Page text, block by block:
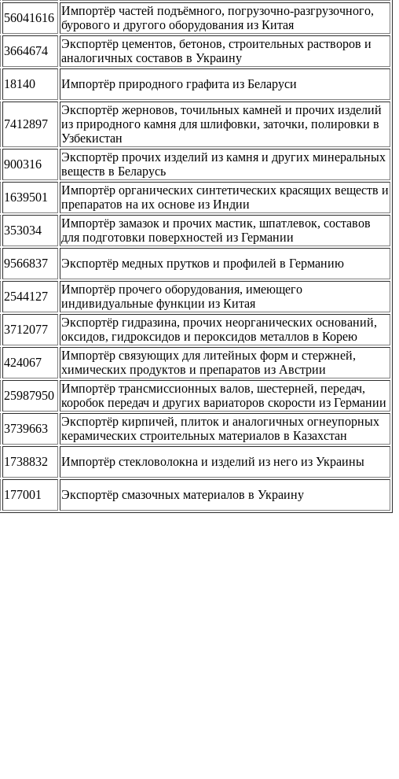
56041616
Импортёр частей подъёмного, погрузочно-разгрузочного,
бурового и другого оборудования из Китая
3664674
Экспортёр цементов, бетонов, строительных растворов и
аналогичных составов в Украину
18140
Импортёр природного графита из Беларуси
7412897
Экспортёр жерновов, точильных камней и прочих изделий
из природного камня для шлифовки, заточки, полировки в
Узбекистан
900316
Экспортёр прочих изделий из камня и других минеральных
веществ в Беларусь
1639501
Импортёр органических синтетических красящих веществ и
препаратов на их основе из Индии
353034
Импортёр замазок и прочих мастик, шпатлевок, составов
для подготовки поверхностей из Германии
9566837 Экспортёр медных прутков и профилей в Германию
2544127
Импортёр прочего оборудования, имеющего
индивидуальные функции из Китая
3712077
Экспортёр гидразина, прочих неорганических оснований,
оксидов, гидроксидов и пероксидов металлов в Корею
424067
Импортёр связующих для литейных форм и стержней,
химических продуктов и препаратов из Австрии
25987950
Импортёр трансмиссионных валов, шестерней, передач,
коробок передач и других вариаторов скорости из Германии
3739663
Экспортёр кирпичей, плиток и аналогичных огнеупорных
керамических строительных материалов в Казахстан
1738832
Импортёр стекловолокна и изделий из него из Украины
177001 Экспортёр смазочных материалов в Украину